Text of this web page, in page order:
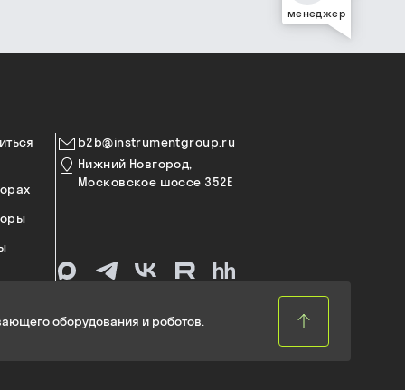
менеджер
b2b@instrumentgroup.ru
Нижний Новгород,
Московское шоссе 352Е
оборудования и роботов.